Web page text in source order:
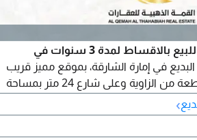
قطعة أرض سكنية للبيع بالاقساط لمدة 3 سنوات في
في إمارة الشارقة، بموقع مميز قريب
جدا من الحديقة وثالث قطعة من الزاوية وعلى شارع 24 متر بمساحة
2745 قدم مربع. تملك حر للعرب. السعر الكلي 680000 درهم تصريح
البناء أرضي + أول + 50% من الرووف. الدفعة الأولى 190900 درهم
›